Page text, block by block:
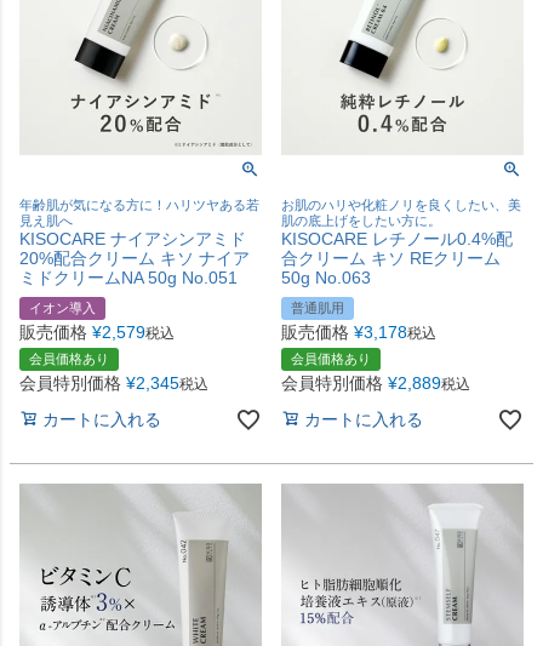
年齢肌が気になる方に！ハリツヤある若
見え肌へ
KISOCARE ナイアシンアミド
20%配合クリーム キソ ナイア
ミドクリームNA 50g No.051
イオン導入
販売価格 ¥2,579税込
会員価格あり
会員特別価格 ¥2,345税込
カートに入れる
お肌のハリや化粧ノリを良くしたい、美
肌の底上げをしたい方に。
KISOCARE レチノール0.4%配
合クリーム キソ REクリーム
50g No.063
普通肌用
販売価格 ¥3,178税込
会員価格あり
会員特別価格 ¥2,889税込
カートに入れる